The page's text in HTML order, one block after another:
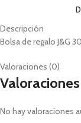
Descripción
Bolsa de regalo J&G
Valoraciones (0)
Valoraciones
No hay valoraciones